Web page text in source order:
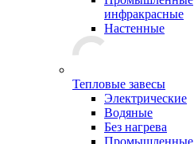
инфракрасные
Настенные
Тепловые завесы
Электрические
Водяные
Без нагрева
Промышленные